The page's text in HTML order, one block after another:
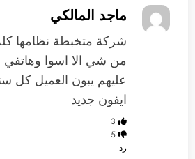
ماجد المالكي
شركة متخبطة نظامها
عليهم يبون العميل كل
ايفون جديد
3
5
رد